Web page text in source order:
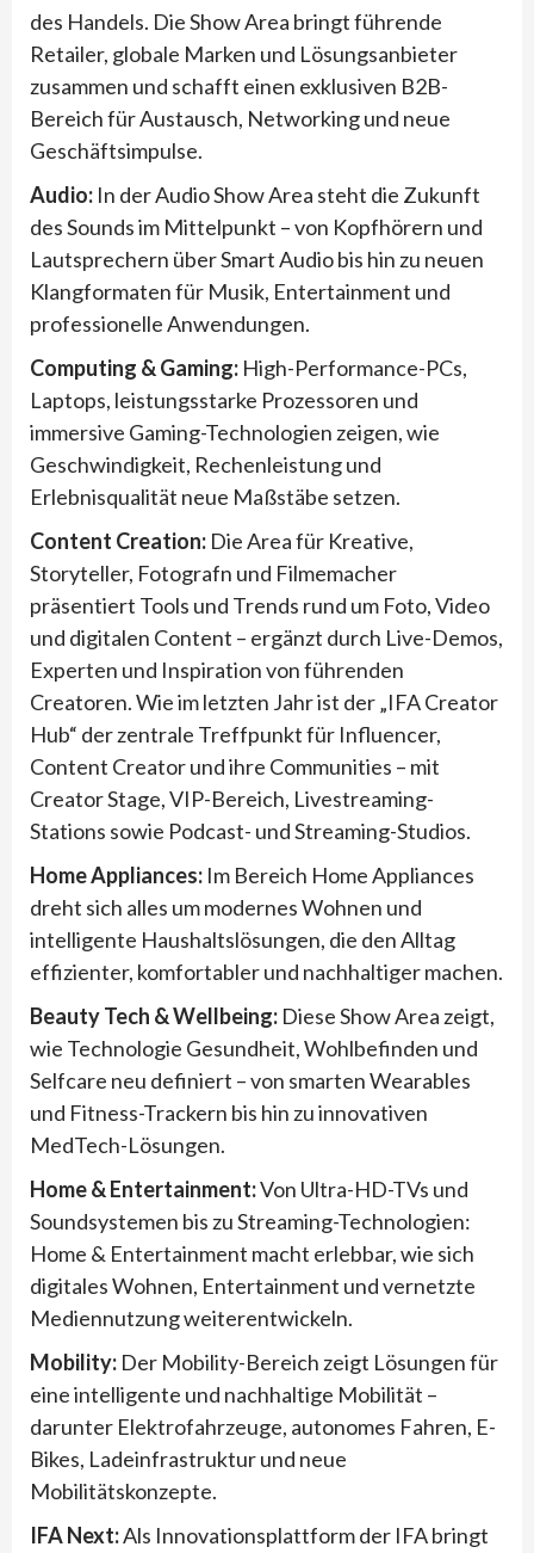
des Handels. Die Show Area bringt führende
Retailer, globale Marken und Lösungsanbieter
zusammen und schafft einen exklusiven B2B-
Bereich für Austausch, Networking und neue
Geschäftsimpulse.
Audio: In der Audio Show Area steht die Zukunft
des Sounds im Mittelpunkt – von Kopfhörern und
Lautsprechern über Smart Audio bis hin zu neuen
Klangformaten für Musik, Entertainment und
professionelle Anwendungen.
Computing & Gaming: High-Performance-PCs,
Laptops, leistungsstarke Prozessoren und
immersive Gaming-Technologien zeigen, wie
Geschwindigkeit, Rechenleistung und
Erlebnisqualität neue Maßstäbe setzen.
Content Creation: Die Area für Kreative,
Storyteller, Fotografn und Filmemacher
präsentiert Tools und Trends rund um Foto, Video
und digitalen Content – ergänzt durch Live-Demos,
Experten und Inspiration von führenden
Creatoren. Wie im letzten Jahr ist der „IFA Creator
Hub“ der zentrale Treffpunkt für Influencer,
Content Creator und ihre Communities – mit
Creator Stage, VIP-Bereich, Livestreaming-
Stations sowie Podcast- und Streaming-Studios.
Home Appliances: Im Bereich Home Appliances
dreht sich alles um modernes Wohnen und
intelligente Haushaltslösungen, die den Alltag
effizienter, komfortabler und nachhaltiger machen.
Beauty Tech & Wellbeing: Diese Show Area zeigt,
wie Technologie Gesundheit, Wohlbefinden und
Selfcare neu definiert – von smarten Wearables
und Fitness-Trackern bis hin zu innovativen
MedTech-Lösungen.
Home & Entertainment:Von Ultra-HD-TVs und
Soundsystemen bis zu Streaming-Technologien:
Home & Entertainment macht erlebbar, wie sich
digitales Wohnen, Entertainment und vernetzte
Mediennutzung weiterentwickeln.
Mobility: Der Mobility-Bereich zeigt Lösungen für
eine intelligente und nachhaltige Mobilität –
darunter Elektrofahrzeuge, autonomes Fahren, E-
Bikes, Ladeinfrastruktur und neue
Mobilitätskonzepte.
IFA Next:Als Innovationsplattform der IFA bringt